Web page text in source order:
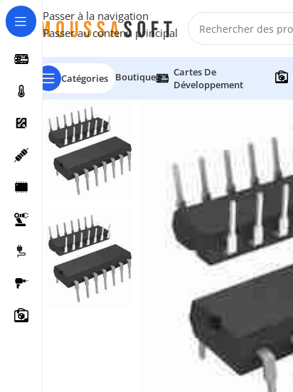
Passer à la navigation
Passer au contenu principal
Catégories Boutique
Cartes De
Développement